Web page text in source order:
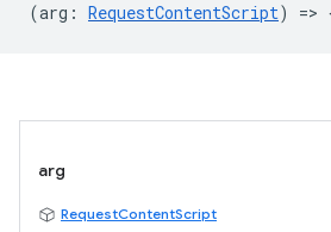
(arg : RequestContentScript)
arg
RequestContentScript